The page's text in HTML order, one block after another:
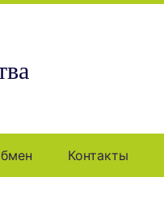
Контакты